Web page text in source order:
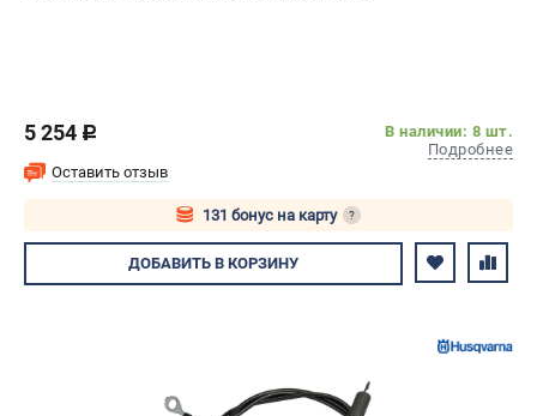
5 254 c
В наличии: 8 шт.
Подробнее
Оставить отзыв
131 бонус на карту ?
Авторизуйтесь
ДОБАВИТЬ В КОРЗИНУ